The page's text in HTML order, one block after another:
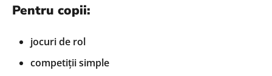
Pentru copii:
jocuri de rol
competiții simple